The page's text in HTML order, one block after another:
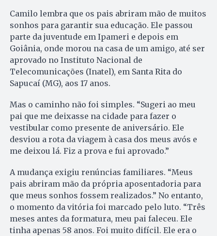
Camilo lembra que os pais abriram mão de muitos
sonhos para garantir sua educação. Ele passou
parte da juventude em Ipameri e depois em
Goiânia, onde morou na casa de um amigo, até ser
aprovado no Instituto Nacional de
Telecomunicações (Inatel), em Santa Rita do
Sapucaí (MG), aos 17 anos.
Mas o caminho não foi simples. “Sugeri ao meu
pai que me deixasse na cidade para fazer o
vestibular como presente de aniversário. Ele
desviou a rota da viagem à casa dos meus avós e
me deixou lá. Fiz a prova e fui aprovado.”
A mudança exigiu renúncias familiares. “Meus
pais abriram mão da própria aposentadoria para
que meus sonhos fossem realizados.” No entanto,
o momento da vitória foi marcado pelo luto. “Três
meses antes da formatura, meu pai faleceu. Ele
tinha apenas 58 anos. Foi muito difícil. Ele era o